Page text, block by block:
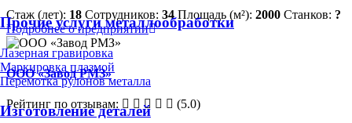
Прочие услуги металлообработки
Лазерная гравировка
Маркировка плазмой
Перемотка рулонов металла
Изготовление деталей
Стаж (лет): 18 Сотрудников: 34 Площадь (м²): 2000 Станков: ?
Подробнее о предприятии
ООО «Завод РМЗ»
Рейтинг по отзывам:
(5.0)